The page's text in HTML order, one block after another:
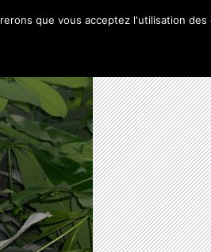
ET AUTRES MENTIONS LÉGALES
que vous acceptez l'utilisation des